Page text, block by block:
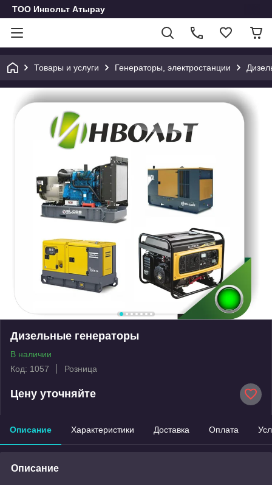
ТОО Инвольт Атырау
Товары и услуги Генераторы, электростанции
Дизельные генераторы
В наличии
Код: 1057
Розница
Цену уточняйте
Описание Характеристики Доставка Оплата
Описание